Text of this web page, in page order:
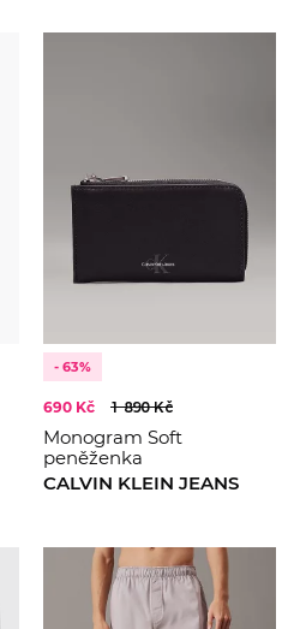
- 63%
690 Kč 1 890 Kč
Monogram Soft
peněženka
CALVIN KLEIN JEANS